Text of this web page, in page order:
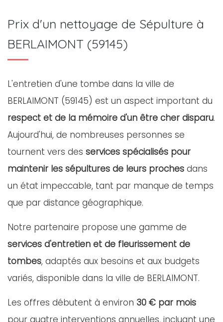
Prix d'un nettoyage de Sépulture à
BERLAIMONT (59145)
L'entretien d'une tombe dans la ville de
BERLAIMONT (59145) est un aspect important du
respect et de la mémoire d'un être cher disparu.
Aujourd'hui, de nombreuses personnes se
tournent vers des services spécialisés pour
maintenir les sépultures de leurs proches dans
un état impeccable, tant par manque de temps
que par distance géographique.
Notre partenaire propose une gamme de
services d'entretien et de fleurissement de
tombes, adaptés aux besoins et aux budgets
variés, disponible dans la ville de BERLAIMONT.
Les offres débutent à environ 30 € par mois
pour quatre interventions annuelles, incluant une